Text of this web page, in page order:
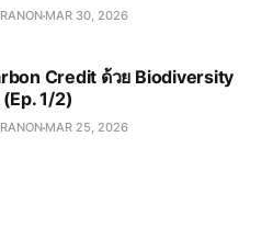
MAR 30, 2026
Credit ด้วย Biodiversity
1/2)
MAR 25, 2026